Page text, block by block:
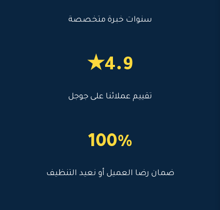
سنوات خبرة متخصصة
4.9★
تقييم عملائنا على جوجل
100%
ضمان رضا العميل أو نعيد التنظيف